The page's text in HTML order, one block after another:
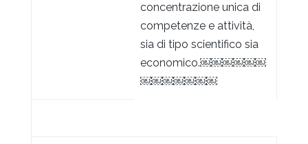
concentrazione unica di
competenze e attività,
sia di tipo scientifico sia
economico.￼￼￼￼￼￼
￼￼￼￼￼￼￼